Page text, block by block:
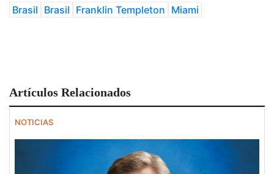
Brasil Brasil Franklin Templeton Miami
Artículos Relacionados
NOTICIAS